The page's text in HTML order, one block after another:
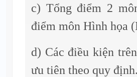
c) Tổng điểm 2
điểm môn Hình họa
d) Các điều kiện
ưu tiên theo quy định.